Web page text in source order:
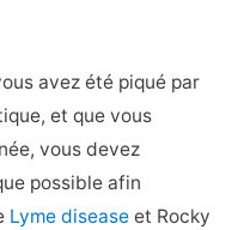
avez été piqué par
et que vous
vous devez
possible afin
Lyme diseaseet Rocky